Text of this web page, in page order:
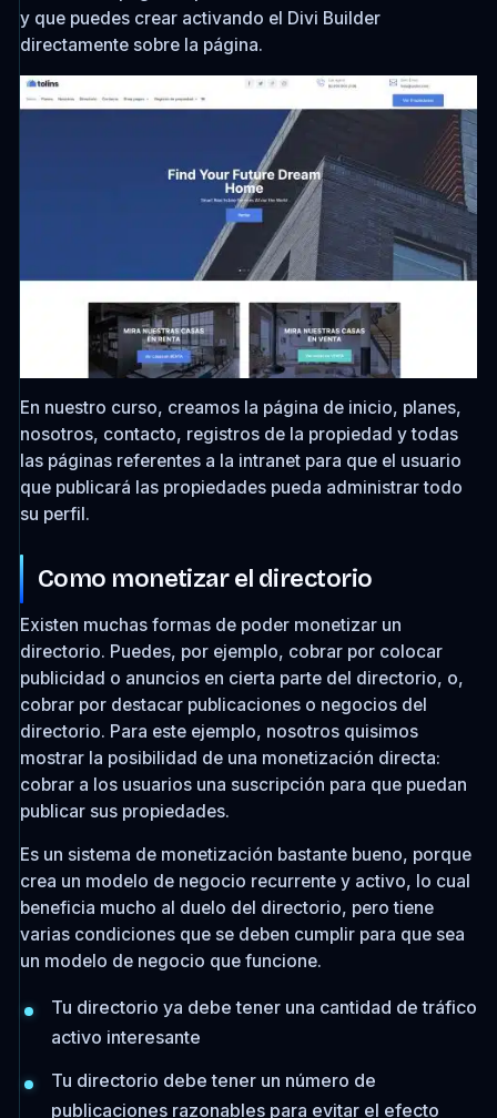
y que puedes crear activando el Divi Builder
directamente sobre la página.
En nuestro curso, creamos la página de inicio, planes,
nosotros, contacto, registros de la propiedad y todas
las páginas referentes a la intranet para que el usuario
que publicará las propiedades pueda administrar todo
su perfil.
Como monetizar el directorio
Existen muchas formas de poder monetizar un
directorio. Puedes, por ejemplo, cobrar por colocar
publicidad o anuncios en cierta parte del directorio, o,
cobrar por destacar publicaciones o negocios del
directorio. Para este ejemplo, nosotros quisimos
mostrar la posibilidad de una monetización directa:
cobrar a los usuarios una suscripción para que puedan
publicar sus propiedades.
Es un sistema de monetización bastante bueno, porque
crea un modelo de negocio recurrente y activo, lo cual
beneficia mucho al duelo del directorio, pero tiene
varias condiciones que se deben cumplir para que sea
un modelo de negocio que funcione.
Tu directorio ya debe tener una cantidad de tráfico
activo interesante
Tu directorio debe tener un número de
publicaciones razonables para evitar el efecto